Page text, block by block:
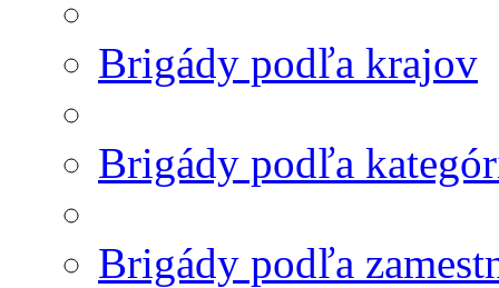
Brigády podľa krajov
Brigády podľa
Brigády podľa